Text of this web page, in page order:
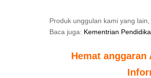
Produk unggulan kami yang lain,
Baca juga: Kementrian
Hemat